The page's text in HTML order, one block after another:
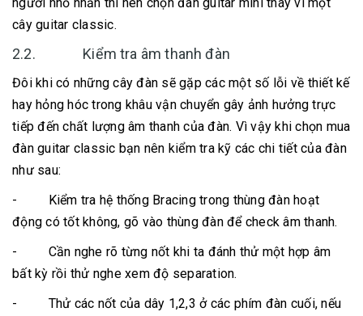
cây guitar classic.
2.2. Kiểm tra âm thanh đàn
Đôi khi có những cây đàn sẽ gặp các một số lỗi về thiết kế
hay hỏng hóc trong khâu vận chuyển gây ảnh hưởng trực
tiếp đến chất lượng âm thanh của đàn. Vì vậy khi chọn mua
đàn guitar classic bạn nên kiểm tra kỹ các chi tiết của đàn
như sau:
- Kiểm tra hệ thống Bracing trong thùng đàn hoạt
động có tốt không, gõ vào thùng đàn để check âm thanh.
- Cần nghe rõ từng nốt khi ta đánh thử một hợp âm
bất kỳ rồi thử nghe xem độ separation.
- Thử các nốt của dây 1,2,3 ở các phím đàn cuối, nếu